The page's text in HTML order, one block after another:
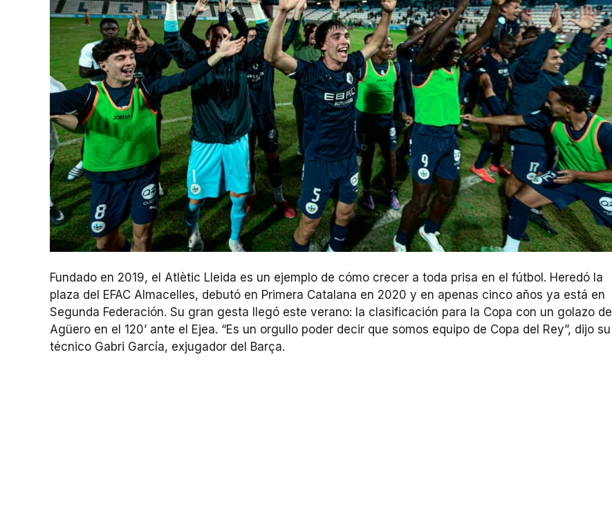
Fundado en 2019, el Atlètic Lleida es un ejemplo de cómo crecer a toda prisa en el fútbol. Heredó la
plaza del EFAC Almacelles, debutó en Primera Catalana en 2020 y en apenas cinco años ya está en
Segunda Federación. Su gran gesta llegó este verano: la clasificación para la Copa con un golazo de
Agüero en el 120’ ante el Ejea. “Es un orgullo poder decir que somos equipo de Copa del Rey”, dijo su
técnico Gabri García, exjugador del Barça.